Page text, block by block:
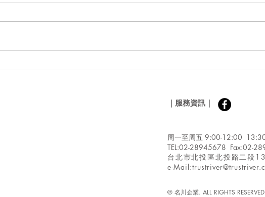
進軍植物性海鮮食品領域/美
​｜服務資訊｜
周一至周五 9:00-12:00
TEL:02-28945678 Fax:02-
台北市北投區北投路二段
e-Mail:
© 名川企業. ALL RIGHTS